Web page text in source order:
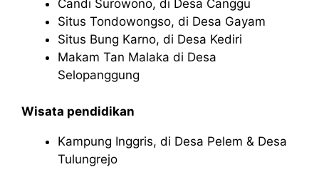
Candi Surowono, di Desa Canggu
Situs Tondowongso, di Desa Gayam
Situs Bung Karno, di Desa Kediri
Makam Tan Malaka di Desa
Selopanggung
Wisata pendidikan
Kampung Inggris, di Desa Pelem & Desa
Tulungrejo